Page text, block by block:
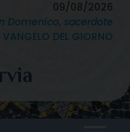
09/08/2026
Domenico, sacerdote
VANGELO DEL GIORNO